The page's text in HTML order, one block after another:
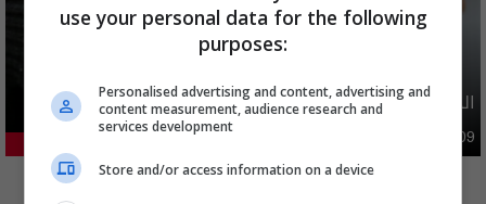
الدولار يواصل الارتفاع امام الدينار العراقي
09:50 | 2026-08-09
المزيد
use your personal data for the following
purposes:
Personalised advertising and content, advertising and
content measurement, audience research and
services development
Store and/or access information on a device